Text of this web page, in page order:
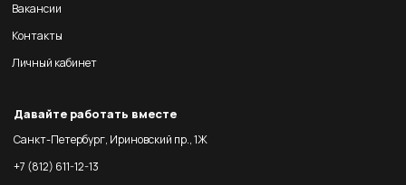
Вакансии
Контакты
Личный кабинет
Давайте работать вместе
Санкт-Петербург, Ириновский пр., 1Ж
+7 (812) 611-12-13